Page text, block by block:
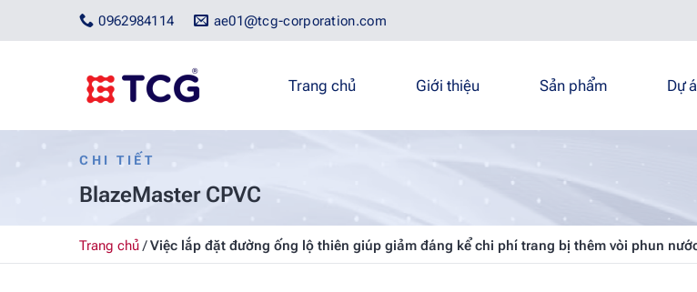
ae01@tcg-corporation.com
0962984114
Trang chủ Giới thiệu Sản phẩm Dự
CHI TIẾT
BlazeMaster CPVC
Trang chủ/Việc lắp đặt đường ống lộ thiên giúp giảm đáng kể chi phí trang bị thêm vòi phun